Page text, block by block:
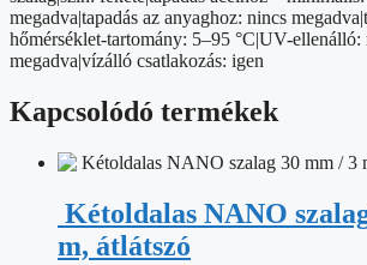
megadva|tapadás az anyaghoz: nincs
hőmérséklet-tartomány: 5–95 °C|UV-ellenálló:
megadva|vízálló csatlakozás: igen
Kapcsolódó termékek
Kétoldalas NANO
m, átlátszó